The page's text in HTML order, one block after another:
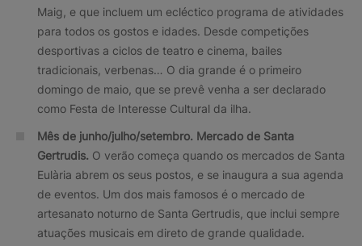
Maig, e que incluem um ecléctico programa de atividades
para todos os gostos e idades. Desde competições
desportivas a ciclos de teatro e cinema, bailes
tradicionais, verbenas… O dia grande é o primeiro
domingo de maio, que se prevê venha a ser declarado
como Festa de Interesse Cultural da ilha.
Mês de junho/julho/setembro. Mercado de Santa
Gertrudis. O verão começa quando os mercados de Santa
Eulària abrem os seus postos, e se inaugura a sua agenda
de eventos. Um dos mais famosos é o mercado de
artesanato noturno de Santa Gertrudis, que inclui sempre
atuações musicais em direto de grande qualidade.